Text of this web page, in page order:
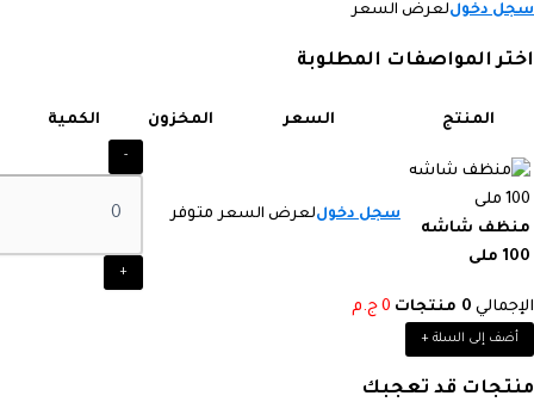
سجل دخوللعرض السعر
اختر المواصفات المطلوبة
المنتج السعر المخزون الكمية
منظف شاشه
100 ملى
سجل دخوللعرض السعر متوفر
-
+
الإجمالي 0 منتجات 0 ج.م
أضف إلى السلة +
منتجات قد تعجبك